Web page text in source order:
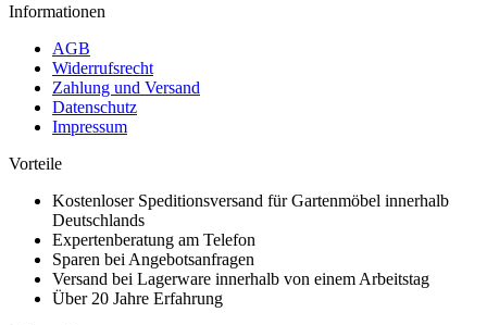
Informationen
AGB
Widerrufsrecht
Zahlung und Versand
Datenschutz
Impressum
Vorteile
Kostenloser Speditionsversand für Gartenmöbel innerhalb
Deutschlands
Expertenberatung am Telefon
Sparen bei Angebotsanfragen
Versand bei Lagerware innerhalb von einem Arbeitstag
Über 20 Jahre Erfahrung